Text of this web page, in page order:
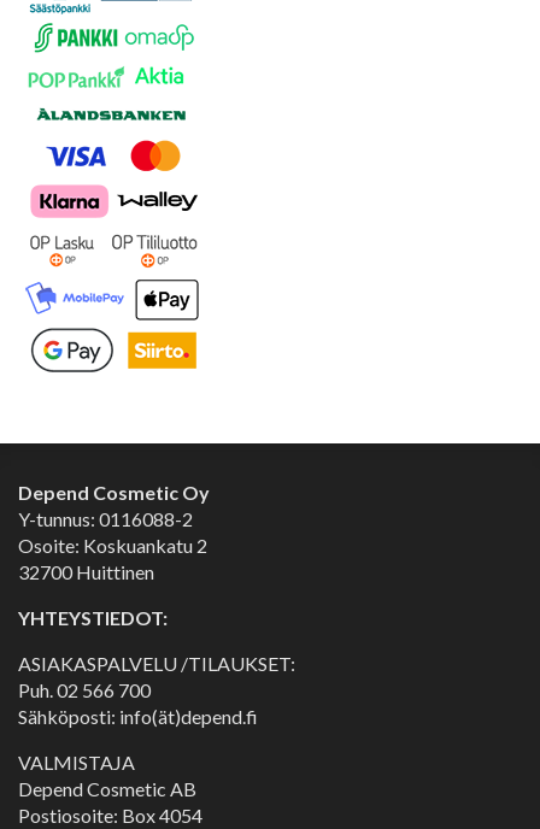
Depend Cosmetic Oy
Y-tunnus: 0116088-2
Osoite: Koskuankatu 2
32700 Huittinen
YHTEYSTIEDOT:
ASIAKASPALVELU /TILAUKSET:
Puh.02 566 700
Sähköposti: info(ät)depend.fi
VALMISTAJA
Depend Cosmetic AB
Postiosoite: Box 4054